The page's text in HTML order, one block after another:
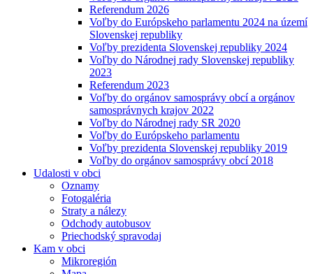
Referendum 2026
Voľby do Európskeho parlamentu 2024 na území
Slovenskej republiky
Voľby prezidenta Slovenskej republiky 2024
Voľby do Národnej rady Slovenskej republiky
2023
Referendum 2023
Voľby do orgánov samosprávy obcí a orgánov
samosprávnych krajov 2022
Voľby do Národnej rady SR 2020
Voľby do Európskeho parlamentu
Voľby prezidenta Slovenskej republiky 2019
Voľby do orgánov samosprávy obcí 2018
Udalosti v obci
Oznamy
Fotogaléria
Straty a nálezy
Odchody autobusov
Priechodský spravodaj
Kam v obci
Mikroregión